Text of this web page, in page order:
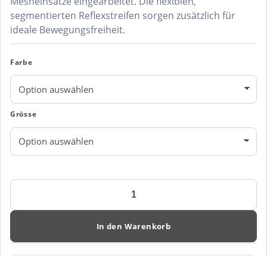
segmentierten Reflexstreifen sorgen zusätzlich für
ideale Bewegungsfreiheit.
Farbe
Grösse
Dassy
UV-
Shirt
In den Warenkorb